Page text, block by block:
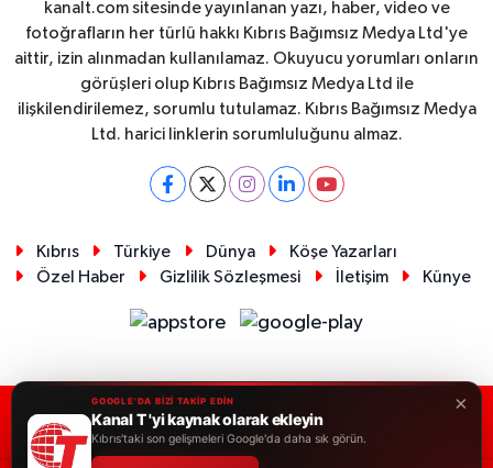
kanalt.com sitesinde yayınlanan yazı, haber, video ve
fotoğrafların her türlü hakkı Kıbrıs Bağımsız Medya Ltd'ye
aittir, izin alınmadan kullanılamaz. Okuyucu yorumları onların
görüşleri olup Kıbrıs Bağımsız Medya Ltd ile
ilişkilendirilemez, sorumlu tutulamaz. Kıbrıs Bağımsız Medya
Ltd. harici linklerin sorumluluğunu almaz.
Kıbrıs Türkiye Dünya
Köşe Yazarları
Özel Haber
Gizlilik Sözleşmesi İletişim Künye
RSS Copyright © 2026. Her hakkı saklıdır.
×
GOOGLE'DA BİZİ TAKİP EDİN
Kanal T 'yi kaynak olarak ekleyin
Kıbrıs'taki son gelişmeleri Google'da daha sık görün.